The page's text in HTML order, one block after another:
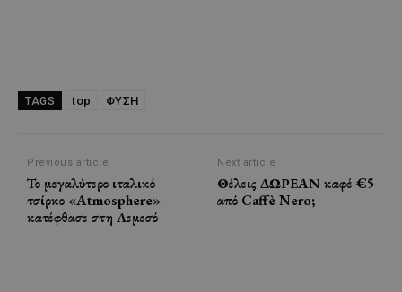
TAGS top ΦΥΣΗ
Previous article
Το μεγαλύτερο ιταλικό
τσίρκο «Atmosphere»
κατέφθασε στη Λεμεσό
Next article
Θέλεις ΔΩΡΕΑΝ καφέ €5
από Caffè Nero;